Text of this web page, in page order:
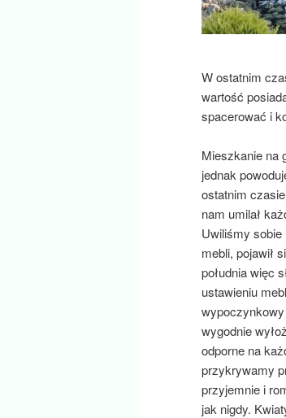
W ostatnim
wartość
spacerować i
Mieszkanie na
jednak
ostatnim
nam umilał
Uwiliśmy
mebli, pojawił
południa więc
ustawieniu
wygodnie
odporne na
przykrywamy
przyjemnie i
jak nigdy.